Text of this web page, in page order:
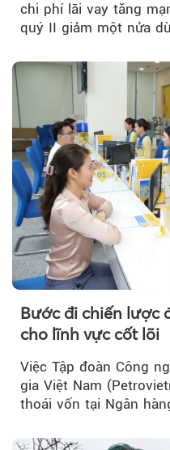
chi phí lãi vay tăng
quý II giảm một nửa
Bước đi chiến lược
cho lĩnh vực cốt lõi
Việc Tập đoàn Công
gia Việt Nam
thoái vốn tại Ngân